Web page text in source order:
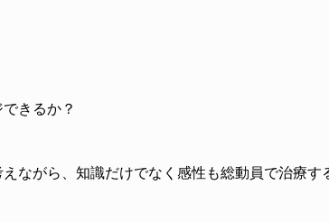
きるか？
ながら、知識だけでなく感性も総動員で治療す